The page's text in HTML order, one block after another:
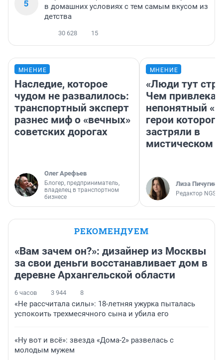
5
в домашних условиях с тем самым вкусом из
детства
30 628 15
МНЕНИЕ
Наследие, которое
чудом не развалилось:
транспортный эксперт
разнес миф о «вечных»
советских дорогах
Олег Арефьев
Блогер, предприниматель,
владелец в транспортном
бизнесе
МНЕНИЕ
«Люди тут
Чем
непонятный
герои которого
застряли в
мистическом
Лиза Пичугина
Редактор
РЕКОМЕНДУЕМ
«Вам зачем он?»: дизайнер из Москвы
за свои деньги восстанавливает дом в
деревне Архангельской области
6 часов 3 944 8
«Не рассчитала силы»: 18-летняя ужурка пыталась
успокоить трехмесячного сына и убила его
«Ну вот и всё»: звезда «Дома-2» развелась с
молодым мужем